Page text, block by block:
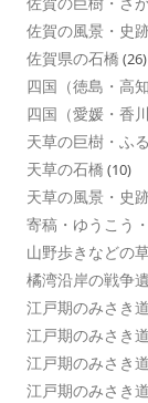
佐賀の風景・史
佐賀県の石橋 (26)
四国（徳島・高知
四国（愛媛・香川
天草の巨樹・ふ
天草の石橋 (10)
天草の風景・史
寄稿・ゆうこう
山野歩きなどの
橘湾沿岸の戦争
江戸期のみさき
江戸期のみさき
江戸期のみさき
江戸期のみさき